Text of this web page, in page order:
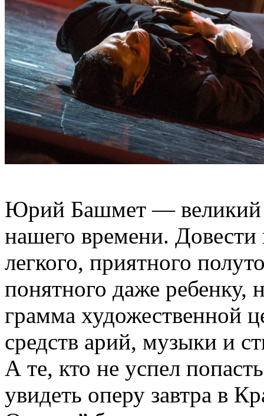
Юрий Башмет — великий
нашего времени. Довести
легкого, приятного
понятного даже ребенку,
грамма художественной
средств арий, музыки и
А те, кто не успел
увидеть оперу завтра в